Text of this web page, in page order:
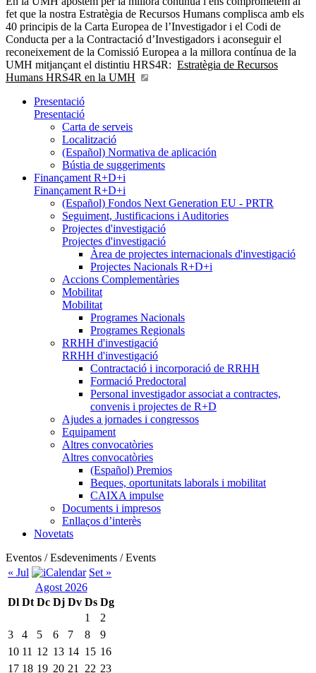
fet que la nostra Estratègia de Recursos Humans complisca amb els
40 principis de la Carta Europea de l’Investigador i el Codi de
Conducta per a la Contractació d’Investigadors i aconseguir el
reconeixement de la Comissió Europea a la millora contínua de la
UMH mitjançant el distintiu HRS4R: Estratègia de Recursos
Humans HRS4R en la UMH
Presentació
Presentació
Carta de serveis
Localització
(Español) Normativa de aplicación
Bústia de suggeriments
Finançament R+D+i
Finançament R+D+i
(Español) Fondos Next Generation EU - PRTR
Seguiment, Justificacions i Auditories
Projectes d'investigació
Projectes d'investigació
Àrea de projectes internacionals d'investigació
Projectes Nacionals R+D+i
Accions Complementàries
Mobilitat
Mobilitat
Programes Nacionals
Programes Regionals
RRHH d'investigació
RRHH d'investigació
Contractació i incorporació de RRHH
Formació Predoctoral
Personal investigador associat a contractes,
convenis i projectes de R+D
Ajudes a jornades i congressos
Equipament
Altres convocatòries
Altres convocatòries
(Español) Premios
Beques, oportunitats laborals i mobilitat
CAIXA impulse
Documents i impresos
Enllaços d’interès
Novetats
Eventos / Esdeveniments / Events
« Jul
Set »
Agost 2026
Dl Dt Dc Dj Dv Ds Dg
1
2
3
4 5 6 7 8
9
10 11 12 13 14 15 16
17 18 19 20 21 22 23